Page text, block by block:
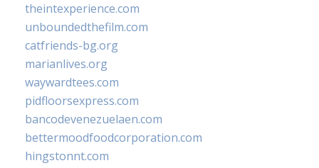
theintexperience.com
unboundedthefilm.com
catfriends-bg.org
marianlives.org
waywardtees.com
pidfloorsexpress.com
bancodevenezuelaen.com
bettermoodfoodcorporation.com
hingstonnt.com